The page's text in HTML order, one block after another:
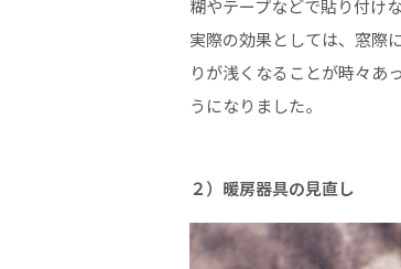
糊やテープなどで貼り付け
実際の効果としては、窓際
りが浅くなることが時々あ
うになりました。
２）暖房器具の見直し